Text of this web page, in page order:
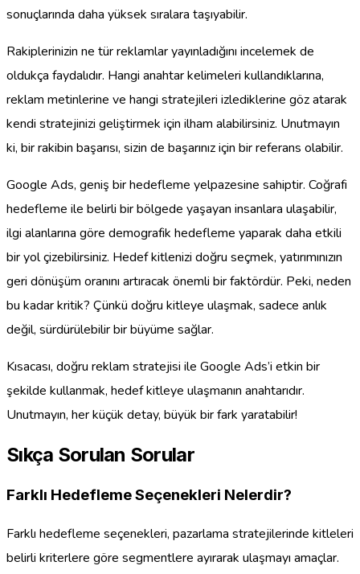
sonuçlarında daha yüksek sıralara taşıyabilir.
Rakiplerinizin ne tür reklamlar yayınladığını incelemek de
oldukça faydalıdır. Hangi anahtar kelimeleri kullandıklarına,
reklam metinlerine ve hangi stratejileri izlediklerine göz atarak
kendi stratejinizi geliştirmek için ilham alabilirsiniz. Unutmayın
ki, bir rakibin başarısı, sizin de başarınız için bir referans olabilir.
Google Ads, geniş bir hedefleme yelpazesine sahiptir. Coğrafi
hedefleme ile belirli bir bölgede yaşayan insanlara ulaşabilir,
ilgi alanlarına göre demografik hedefleme yaparak daha etkili
bir yol çizebilirsiniz. Hedef kitlenizi doğru seçmek, yatırımınızın
geri dönüşüm oranını artıracak önemli bir faktördür. Peki, neden
bu kadar kritik? Çünkü doğru kitleye ulaşmak, sadece anlık
değil, sürdürülebilir bir büyüme sağlar.
Kısacası, doğru reklam stratejisi ile Google Ads’i etkin bir
şekilde kullanmak, hedef kitleye ulaşmanın anahtarıdır.
Unutmayın, her küçük detay, büyük bir fark yaratabilir!
Sıkça Sorulan Sorular
Farklı Hedefleme Seçenekleri Nelerdir?
Farklı hedefleme seçenekleri, pazarlama stratejilerinde kitleleri
belirli kriterlere göre segmentlere ayırarak ulaşmayı amaçlar.